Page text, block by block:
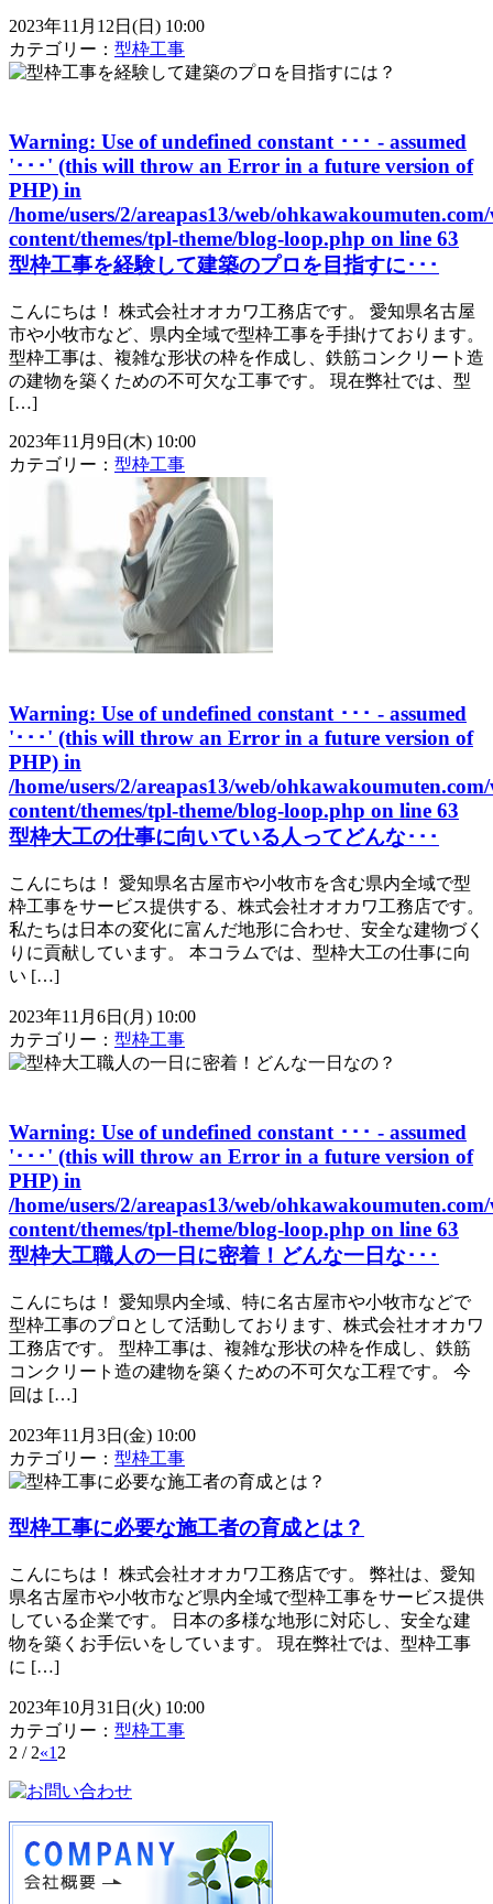
2023年11月12日(日) 10:00
カテゴリー： 型枠工事
Warning: Use of undefined constant ･･･ - assumed
'･･･' (this will throw an Error in a future version of
PHP) in
/home/users/2/areapas13/web/
content/themes/tpl-theme/blog-loop.php on line 63
型枠工事を経験して建築のプロを目指すに･･･
こんにちは！ 株式会社オオカワ工務店です。 愛知県名古屋
市や小牧市など、県内全域で型枠工事を手掛けております。
型枠工事は、複雑な形状の枠を作成し、鉄筋コンクリート造
の建物を築くための不可欠な工事です。 現在弊社では、型
[…]
2023年11月9日(木) 10:00
カテゴリー： 型枠工事
Warning: Use of undefined constant ･･･ - assumed
'･･･' (this will throw an Error in a future version of
PHP) in
/home/users/2/areapas13/web/
content/themes/tpl-theme/blog-loop.php on line 63
型枠大工の仕事に向いている人ってどんな･･･
こんにちは！ 愛知県名古屋市や小牧市を含む県内全域で型
枠工事をサービス提供する、株式会社オオカワ工務店です。
私たちは日本の変化に富んだ地形に合わせ、安全な建物づく
りに貢献しています。 本コラムでは、型枠大工の仕事に向
い […]
2023年11月6日(月) 10:00
カテゴリー： 型枠工事
Warning: Use of undefined constant ･･･ - assumed
'･･･' (this will throw an Error in a future version of
PHP) in
/home/users/2/areapas13/web/
content/themes/tpl-theme/blog-loop.php on line 63
型枠大工職人の一日に密着！どんな一日な･･･
こんにちは！ 愛知県内全域、特に名古屋市や小牧市などで
型枠工事のプロとして活動しております、株式会社オオカワ
工務店です。 型枠工事は、複雑な形状の枠を作成し、鉄筋
コンクリート造の建物を築くための不可欠な工程です。 今
回は […]
2023年11月3日(金) 10:00
カテゴリー： 型枠工事
型枠工事に必要な施工者の育成とは？
こんにちは！ 株式会社オオカワ工務店です。 弊社は、愛知
県名古屋市や小牧市など県内全域で型枠工事をサービス提供
している企業です。 日本の多様な地形に対応し、安全な建
物を築くお手伝いをしています。 現在弊社では、型枠工事
に […]
2023年10月31日(火) 10:00
カテゴリー： 型枠工事
2 / 2«1 2